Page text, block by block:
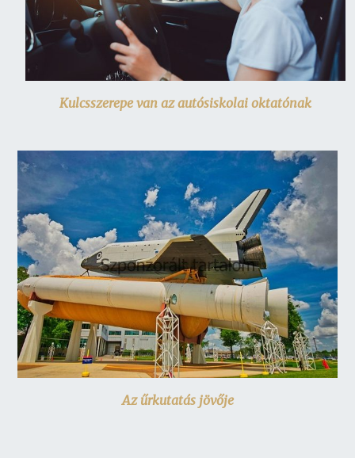
Kulcsszerepe van az autósiskolai oktatónak
Az űrkutatás jövője